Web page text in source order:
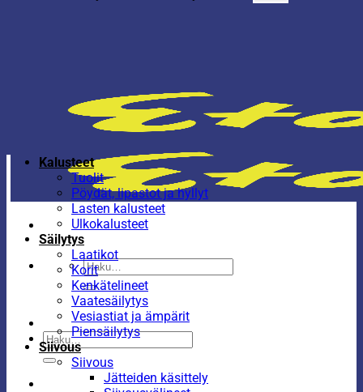
Etsi:
Etsi:
Kalusteet
Tuolit
Pöydät, lipastot ja hyllyt
Lasten kalusteet
Ulkokalusteet
Säilytys
Laatikot
Korit
Kenkätelineet
Vaatesäilytys
Vesiastiat ja ämpärit
Piensäilytys
Siivous
Siivous
Jätteiden käsittely